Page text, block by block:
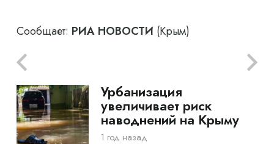
Сообщает: РИА НОВОСТИ (Крым)
Урбанизация
увеличивает риск
наводнений на Крыму
1 год назад